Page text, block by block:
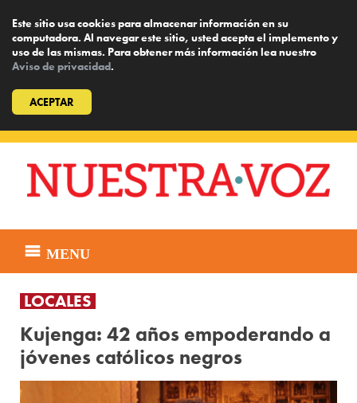
Este sitio usa cookies para almacenar información en su
computadora. Al navegar este sitio, usted acepta el implemento y
uso de las mismas. Para obtener más información lea nuestro
Aviso de privacidad.
ACEPTAR
content
MENU
LOCALES
Kujenga: 42 años empoderando a
jóvenes católicos negros